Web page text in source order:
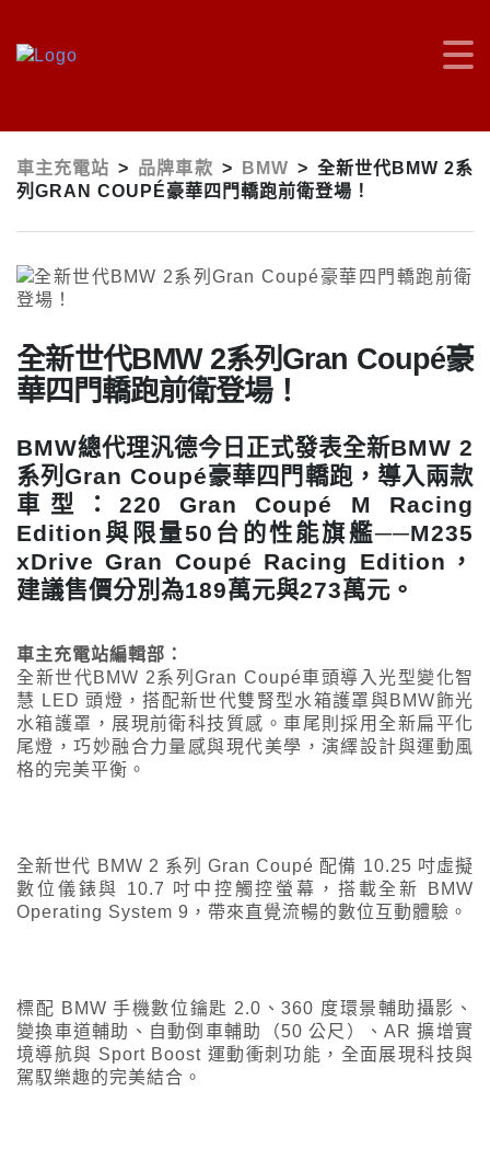
車主充電站 > 品牌車款 > BMW > 全新世代BMW 2系
列GRAN COUPÉ豪華四門轎跑前衛登場！
全新世代BMW 2系列Gran Coupé豪
華四門轎跑前衛登場！
BMW總代理汎德今日正式發表全新BMW 2
系列Gran Coupé豪華四門轎跑，導入兩款
車型：220 Gran Coupé M Racing
Edition與限量50台的性能旗艦──M235
xDrive Gran Coupé Racing Edition，
建議售價分別為189萬元與273萬元。
車主充電站編輯部：
全新世代BMW 2系列Gran Coupé車頭導入光型變化智
慧 LED 頭燈，搭配新世代雙腎型水箱護罩與BMW飾光
水箱護罩，展現前衛科技質感。車尾則採用全新扁平化
尾燈，巧妙融合力量感與現代美學，演繹設計與運動風
格的完美平衡。
全新世代 BMW 2 系列 Gran Coupé 配備 10.25 吋虛擬
數位儀錶與 10.7 吋中控觸控螢幕，搭載全新 BMW
Operating System 9，帶來直覺流暢的數位互動體驗。
標配 BMW 手機數位鑰匙 2.0、360 度環景輔助攝影、
變換車道輔助、自動倒車輔助（50 公尺）、AR 擴增實
境導航與 Sport Boost 運動衝刺功能，全面展現科技與
駕馭樂趣的完美結合。